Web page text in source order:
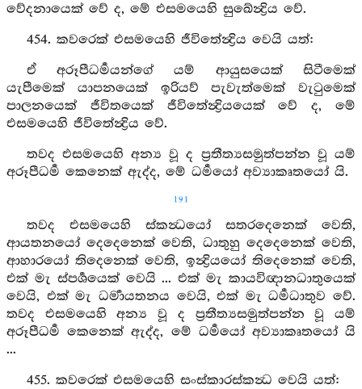
වේදනායෙක් වේ ද, මේ එසමයෙහි සුඛේන්‍ද්‍රිය වේ.
454. කවරෙක් එසමයෙහි ජීවිතේන්‍ද්‍රිය වෙයි යත්:
ඒ අරූපීධර්‍මයන්ගේ යම් ආයුසයෙක් සිටීමෙක්
යැපීමෙක් යාපනයෙක් ඉරියව් පැවැත්මෙක් වැටුමෙක්
පාලනයෙක් ජීවිතයෙක් ජීවිතේන්‍ද්‍රියයෙක් වේ ද, මේ
එසමයෙහි ජීවිතේන්‍ද්‍රිය වේ.
තවද එසමයෙහි අන්‍ය වූ ද ප්‍රතීත්‍යසමුත්පන්න වූ යම්
අරූපීධර්‍ම කෙනෙක් ඇද්ද, මේ ධර්‍මයෝ අව්‍යාකෘතයෝ යි.
191
තවද එසමයෙහි ස්කන්‍ධයෝ සතරදෙනෙක් වෙති,
ආයතනයෝ දෙදෙනෙක් වෙති, ධාතුහු දෙදෙනෙක් වෙති,
ආහාරයෝ තිදෙනෙක් වෙති, ඉන්‍ද්‍රියයෝ තිදෙනෙක් වෙති,
එක් මැ ස්පර්‍ශයෙක් වෙයි ... එක් මැ කායවිඥානධාතුයෙක්
වෙයි, එක් මැ ධර්‍මායතනය වෙයි, එක් මැ ධර්‍මධාතුව වේ.
තවද එසමයෙහි අන්‍ය වූ ද ප්‍රතීත්‍යසමුත්පන්න වූ යම්
අරූපීධර්‍ම කෙනෙක් ඇද්ද, මේ ධර්‍මයෝ අව්‍යාකෘතයෝ යි
...
455. කවරෙක් එසමයෙහි සංස්කාරස්කන්‍ධ වෙයි යත්: